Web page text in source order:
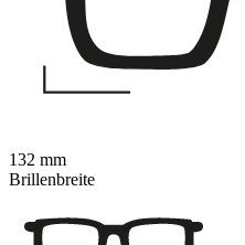
132 mm
Brillenbreite